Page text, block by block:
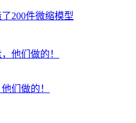
200件微缩模型
们做的！